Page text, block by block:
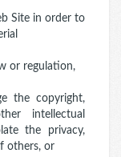
Site in order to
or regulation,
the copyright,
intellectual
the privacy,
others, or